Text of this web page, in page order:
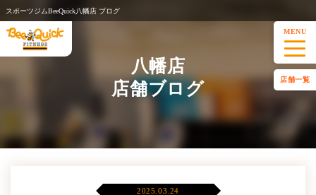
スポーツジムBeeQuick八幡店 ブログ
MENU
店舗一覧
八幡店
店舗ブログ
2025.03.24